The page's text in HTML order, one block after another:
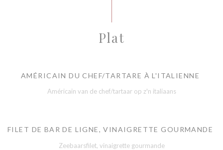
Plat
AMÉRICAIN DU CHEF/TARTARE À L'ITALIENNE
Américain van de chef/tartaar op z'n italiaans
FILET DE BAR DE LIGNE, VINAIGRETTE GOURMANDE
Zeebaarsfilet, vinaigrette gourmande